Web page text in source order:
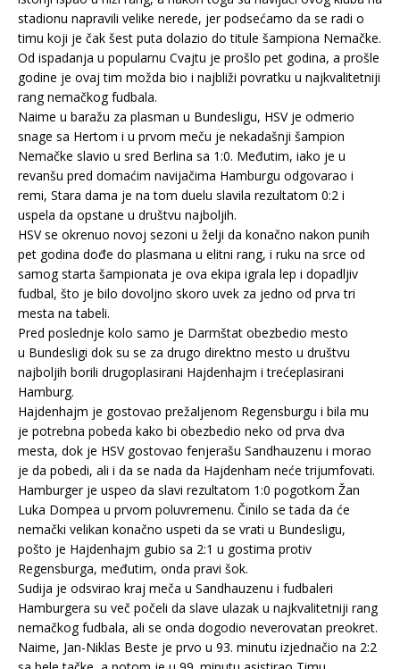
stadionu napravili velike nerede, jer podsećamo da se radi o
timu koji je čak šest puta dolazio do titule šampiona Nemačke.
Od ispadanja u popularnu Cvajtu je prošlo pet godina, a prošle
godine je ovaj tim možda bio i najbliži povratku u najkvalitetniji
rang nemačkog fudbala.
Naime u baražu za plasman u Bundesligu, HSV je odmerio
snage sa Hertom i u prvom meču je nekadašnji šampion
Nemačke slavio u sred Berlina sa 1:0. Međutim, iako je u
revanšu pred domaćim navijačima Hamburgu odgovarao i
remi, Stara dama je na tom duelu slavila rezultatom 0:2 i
uspela da opstane u društvu najboljih.
HSV se okrenuo novoj sezoni u želji da konačno nakon punih
pet godina dođe do plasmana u elitni rang, i ruku na srce od
samog starta šampionata je ova ekipa igrala lep i dopadljiv
fudbal, što je bilo dovoljno skoro uvek za jedno od prva tri
mesta na tabeli.
Pred poslednje kolo samo je Darmštat obezbedio mesto
u Bundesligi dok su se za drugo direktno mesto u društvu
najboljih borili drugoplasirani Hajdenhajm i trećeplasirani
Hamburg.
Hajdenhajm je gostovao prežaljenom Regensburgu i bila mu
je potrebna pobeda kako bi obezbedio neko od prva dva
mesta, dok je HSV gostovao fenjerašu Sandhauzenu i morao
je da pobedi, ali i da se nada da Hajdenham neće trijumfovati.
Hamburger je uspeo da slavi rezultatom 1:0 pogotkom Žan
Luka Dompea u prvom poluvremenu. Činilo se tada da će
nemački velikan konačno uspeti da se vrati u Bundesligu,
pošto je Hajdenhajm gubio sa 2:1 u gostima protiv
Regensburga, međutim, onda pravi šok.
Sudija je odsvirao kraj meča u Sandhauzenu i fudbaleri
Hamburgera su več počeli da slave ulazak u najkvalitetniji rang
nemačkog fudbala, ali se onda dogodio neverovatan preokret.
Naime, Jan-Niklas Beste je prvo u 93. minutu izjednačio na 2:2